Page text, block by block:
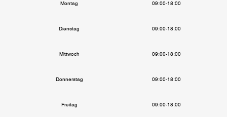
Montag 09:00-18:00
Dienstag 09:00-18:00
Mittwoch 09:00-18:00
Donnerstag 09:00-18:00
Freitag 09:00-18:00